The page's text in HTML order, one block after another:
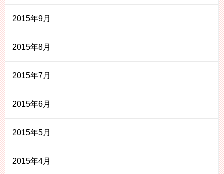
2015年9月
2015年8月
2015年7月
2015年6月
2015年5月
2015年4月